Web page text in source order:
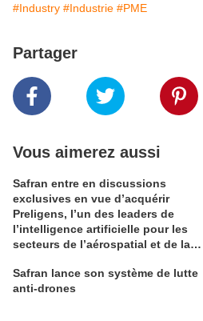
#Industry #Industrie #PME
Partager
Vous aimerez aussi
Safran entre en discussions
exclusives en vue d’acquérir
Preligens, l’un des leaders de
l’intelligence artificielle pour les
secteurs de l’aérospatial et de la
Safran lance son système de lutte
anti-drones